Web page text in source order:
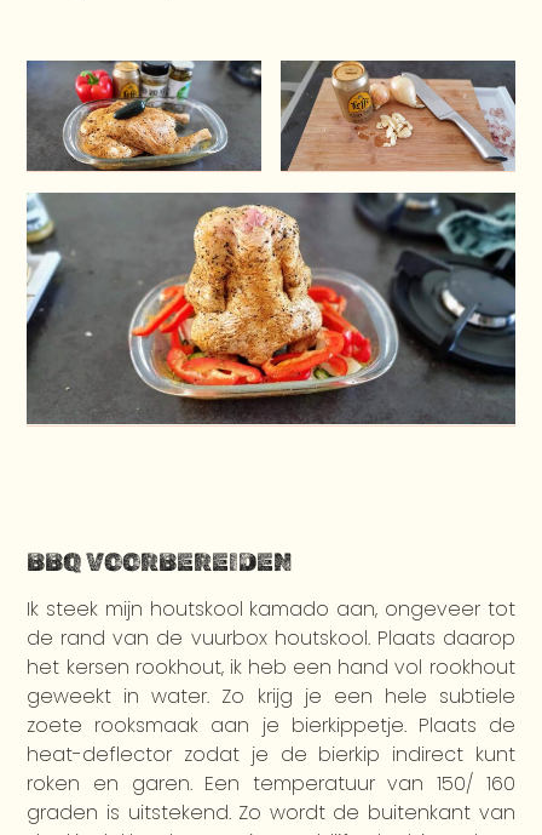
BBQ VOORBEREIDEN
Ik steek mijn houtskool kamado aan, ongeveer tot
de rand van de vuurbox houtskool. Plaats daarop
het kersen rookhout, ik heb een hand vol rookhout
geweekt in water. Zo krijg je een hele subtiele
zoete rooksmaak aan je bierkippetje. Plaats de
heat-deflector zodat je de bierkip indirect kunt
roken en garen. Een temperatuur van 150/ 160
graden is uitstekend. Zo wordt de buitenkant van